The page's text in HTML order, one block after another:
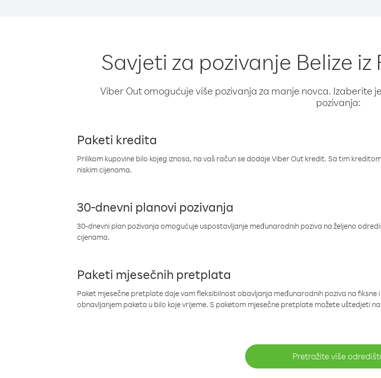
Savjeti za pozivanje Belize
Viber Out omogućuje više pozivanja za manje novca. Izaberite
pozivanja:
Paketi kredita
Prilikom kupovine bilo kojeg iznosa, na vaš račun se dodaje Viber Out kredit. Sa tim
niskim cijenama.
30-dnevni planovi pozivanja
30-dnevni plan pozivanja omogućuje uspostavljanje međunarodnih poziva na željeno
cijenama.
Paketi mjesečnih pretplata
Paket mjesečne pretplate daje vam fleksibilnost obavljanja međunarodnih poziva na
obnavljanjem paketa u bilo koje vrijeme. S paketom mjesečne pretplate možete uštedjeti
Pretražite više